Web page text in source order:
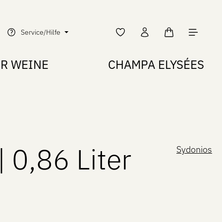
Service/Hilfe Warenkorb
WEINE CHAMPA ELYSÉES
0,86 Liter Sydonios